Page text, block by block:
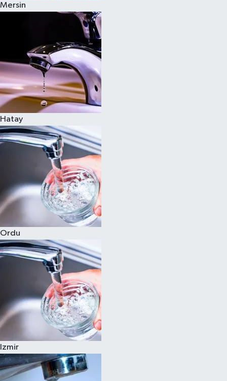
Mersin
Hatay
Ordu
Izmir